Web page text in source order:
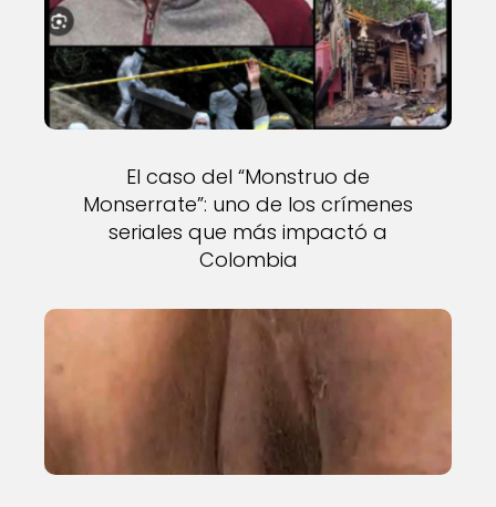
El caso del “Monstruo de
Monserrate”: uno de los crímenes
seriales que más impactó a
Colombia